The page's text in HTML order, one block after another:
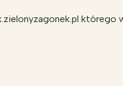
którego